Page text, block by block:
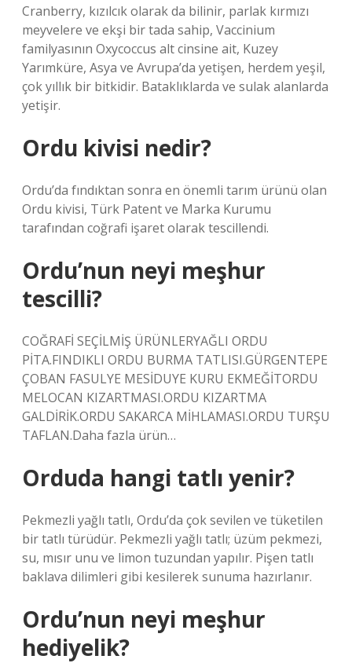
Cranberry, kızılcık olarak da bilinir, parlak kırmızı
meyvelere ve ekşi bir tada sahip, Vaccinium
familyasının Oxycoccus alt cinsine ait, Kuzey
Yarımküre, Asya ve Avrupa’da yetişen, herdem yeşil,
çok yıllık bir bitkidir. Bataklıklarda ve sulak alanlarda
yetişir.
Ordu kivisi nedir?
Ordu’da fındıktan sonra en önemli tarım ürünü olan
Ordu kivisi, Türk Patent ve Marka Kurumu
tarafından coğrafi işaret olarak tescillendi.
Ordu’nun neyi meşhur
tescilli?
COĞRAFİ SEÇİLMİŞ ÜRÜNLERYAĞLI ORDU
PİTA.FINDIKLI ORDU BURMA TATLISI.GÜRGENTEPE
ÇOBAN FASULYE MESİDUYE KURU EKMEĞİTORDU
MELOCAN KIZARTMASI.ORDU KIZARTMA
GALDİRİK.ORDU SAKARCA MİHLAMASI.ORDU TURŞU
TAFLAN.Daha fazla ürün…
Orduda hangi tatlı yenir?
Pekmezli yağlı tatlı, Ordu’da çok sevilen ve tüketilen
bir tatlı türüdür. Pekmezli yağlı tatlı; üzüm pekmezi,
su, mısır unu ve limon tuzundan yapılır. Pişen tatlı
baklava dilimleri gibi kesilerek sunuma hazırlanır.
Ordu’nun neyi meşhur
hediyelik?